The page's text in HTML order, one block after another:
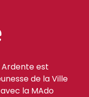
Ardente est
de la Ville
la MAdo